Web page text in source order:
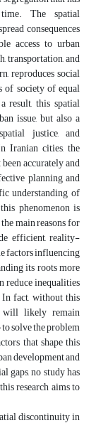
The spatial
consequences
access to urban
transportation, and
reproduces social
of society of equal
result, this spatial
issue, but also a
justice, and
Iranian cities, the
accurately and
planning and
understanding of
phenomenon is
main reasons for
efficient, reality-
factors influencing
its roots more
reduce inequalities
fact, without this
will likely remain
solve the problem
that shape this
development and
gaps, no study has
research aims to
discontinuity in